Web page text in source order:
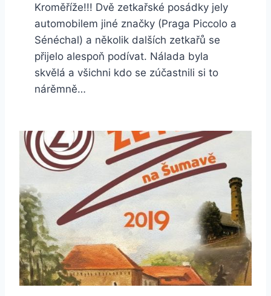
Kroměříže!!! Dvě zetkařské posádky jely
automobilem jiné značky (Praga Piccolo a
Sénéchal) a několik dalších zetkařů se
přijelo alespoň podívat. Nálada byla
skvělá a všichni kdo se zúčastnili si to
nárěmně…